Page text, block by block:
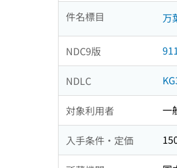
件名標目 万
NDC9版
NDLC
対象利用者 一
入手条件・定価